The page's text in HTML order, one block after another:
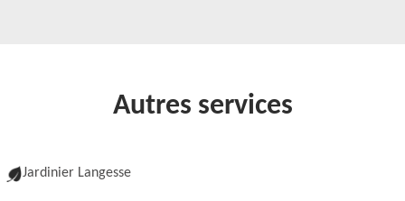
Autres services
Jardinier Langesse